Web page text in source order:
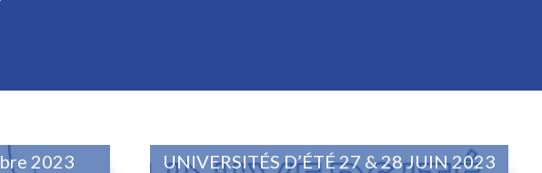
2023 UNIVERSITÉS D’ÉTÉ 27 & 28 JUIN 2023